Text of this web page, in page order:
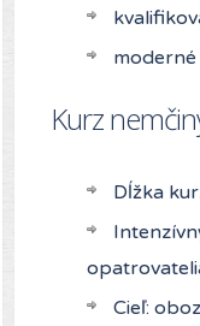
Kurz
Dĺžka
Cieľ: